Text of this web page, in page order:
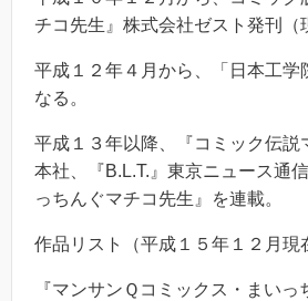
チコ先生』株式会社ゼスト発刊（
平成１２年４月から、「日本工学
なる。
平成１３年以降、『コミック伝説
本社、『B.L.T.』東京ニュース通
っちんぐマチコ先生』を連載。
作品リスト（平成１５年１２月現
『マンサンＱコミックス・まいっ